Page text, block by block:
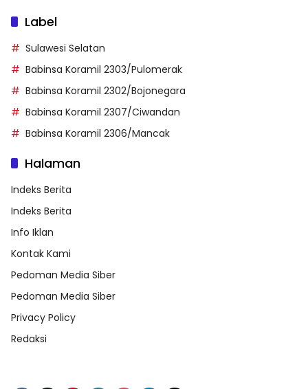
Label
Sulawesi Selatan
Babinsa Koramil 2303/Pulomerak
Babinsa Koramil 2302/Bojonegara
Babinsa Koramil 2307/Ciwandan
Babinsa Koramil 2306/Mancak
Halaman
Indeks Berita
Indeks Berita
Info Iklan
Kontak Kami
Pedoman Media Siber
Pedoman Media Siber
Privacy Policy
Redaksi